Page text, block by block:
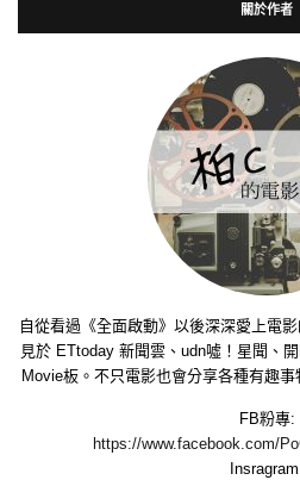
關於作者
自從看過《全面啟動》以後深深愛上電
見於 ETtoday 新聞雲、udn噓！星聞、
Movie板。不只電影也會分享各種有趣
FB粉專:
https://www.facebook.com/